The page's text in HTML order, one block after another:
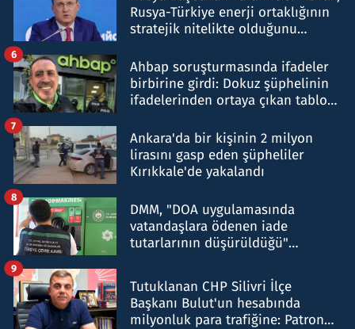
Rusya-Türkiye enerji ortaklığının
stratejik nitelikte olduğunu
Ahbap soruşturmasında ifadeler
birbirine girdi: Dokuz şüphelinin
ifadelerinden ortaya çıkan tablo
6
Ankara'da bir kişinin 2 milyon
lirasını gasp eden şüpheliler
Kırıkkale'de yakalandı
7
DMM, "DOA uygulamasında
vatandaşlara ödenen iade
tutarlarının düşürüldüğü"
8
Tutuklanan CHP Silivri İlçe
Başkanı Bulut'un hesabında
milyonluk para trafiğine: Patron
9